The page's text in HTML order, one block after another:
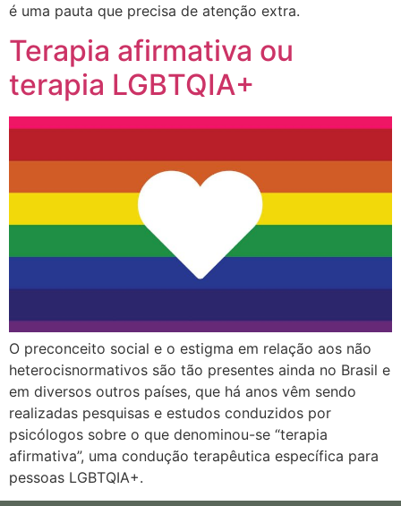
é uma pauta que precisa de atenção extra.
Terapia afirmativa ou
terapia LGBTQIA+
O preconceito social e o estigma em relação aos não
heterocisnormativos são tão presentes ainda no Brasil e
em diversos outros países, que há anos vêm sendo
realizadas pesquisas e estudos conduzidos por
psicólogos sobre o que denominou-se “terapia
afirmativa”, uma condução terapêutica específica para
pessoas LGBTQIA+.